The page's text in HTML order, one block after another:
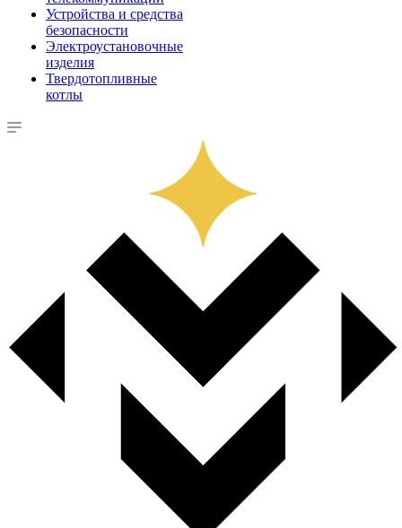
Устройства и средства
безопасности
Электроустановочные
изделия
Твердотопливные
котлы